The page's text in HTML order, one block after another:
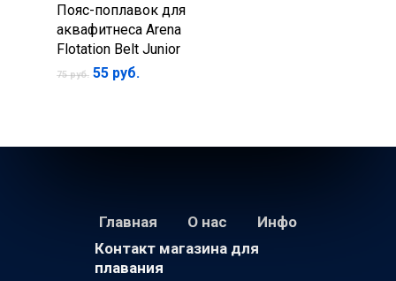
Пояс-поплавок для
аквафитнеса Arena
Flotation Belt Junior
75руб. Первоначальная
цена
55 руб.
Главная О нас
Инфо
Контакт магазина для
плавания